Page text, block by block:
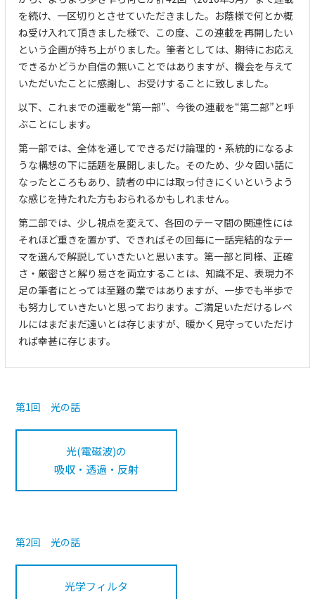
を続け、一区切りとさせていただきました。お蔭様で何とか概
ね受け入れて頂きました様で、この度、この連載を再開したい
という企画が持ち上がりました。筆者としては、期待にお応え
できるかどうか自信の無いことではありますが、機会を与えて
いただいたことに感謝し、お受けすることに致しました。
以下、これまでの連載を“第一部”、今後の連載を“第二部”と呼
ぶことにします。
第一部では、全体を通してできるだけ論理的・系統的になるよ
うな構想の下に話題を展開しました。そのため、少々固い話に
なったところもあり、読者の中には取っ付きにくいというよう
な感じを持たれた方もおられるかもしれません。
第二部では、少し視点を変えて、各回のテーマ間の関連性には
それほど重きを置かず、できればその回毎に一話完結的なテー
マを選んで解説していきたいと思います。第一部と同様、正確
さ・厳密さと解り易さを両立することは、知識不足、表現力不
足の筆者にとっては至難の業ではありますが、一歩でも半歩で
も努力していきたいと思っております。ご満足いただけるレベ
ルにはまだまだ遠いとは存じますが、暖かく見守っていただけ
れば幸甚に存じます。
第1回 光の話
光(電磁波)の
吸収・透過・反射
第2回 光の話
光学フィルタ